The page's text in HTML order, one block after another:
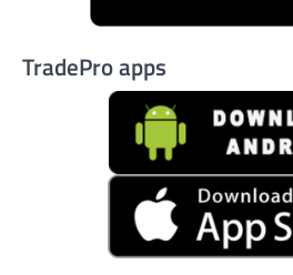
TradePro apps